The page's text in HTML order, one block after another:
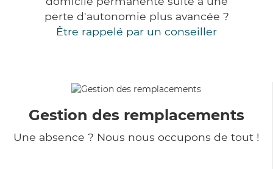
perte d'autonomie plus avancée ?
Être rappelé par un conseiller
Gestion des remplacements
Une absence ? Nous nous occupons de tout !